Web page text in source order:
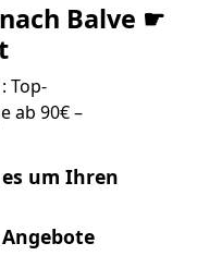
Balve ☛
Top-
ab 90€ –
um Ihren